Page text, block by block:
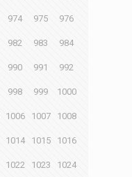
974 975 976
982 983 984
990 991 992
998 999 1000
1006 1007 1008
1014 1015 1016
1022 1023 1024